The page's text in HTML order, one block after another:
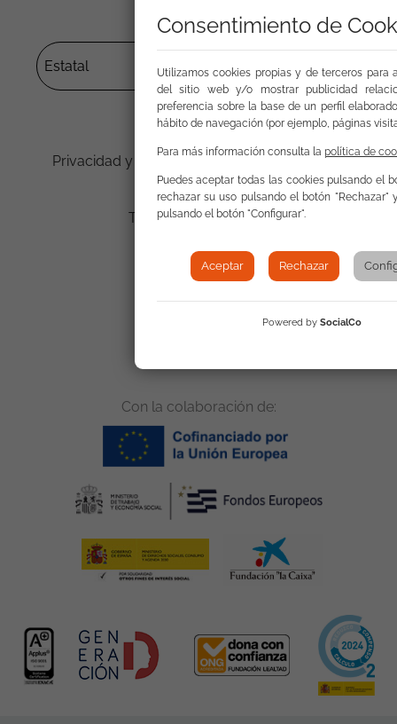
Mapa web
Privacidad y protección de datos personales
Uso de la web
Trabaja con nosotros
Sala de prensa
Panel de cookies
5
Con la colaboración de:
Consentimiento de
Utilizamos cookies propias y de terceros para
del sitio web y/o mostrar publicidad
preferencia sobre la base de un perfil
hábito de navegación (por ejemplo, páginas
Para más información consulta la política de
Puedes aceptar todas las cookies pulsando el
rechazar su uso pulsando el botón "Rechazar"
pulsando el botón "Configurar".
Aceptar Rechazar
Powered by SocialCo